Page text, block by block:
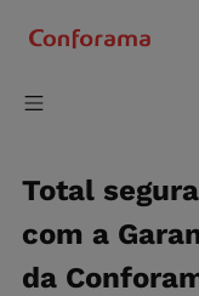
Total
com a
da